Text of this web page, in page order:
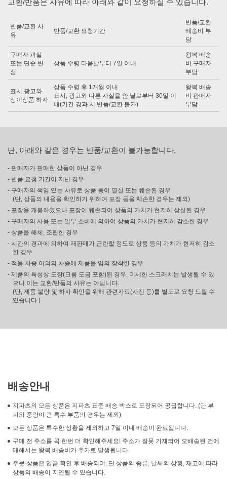
교환/반품은 사유에 따라 아래와 같이 요청하실 수 있습니다.
반품/교환 사
유
반품/교환 요청기간
반품/교환
배송비 부
담
구매자 과실
또는 단순 변
심
상품 수령 다음날부터 7일 이내
왕복 배송
비 구매자
부담
표시,광고와
상이상품 하자
상품 수령 후 1개월 이내
표시, 광고와 다른 사실을 안 날로부터 30일 이
내(기간 경과 시 반품/교환 불가)
왕복 배송
비 판매자
부담
단, 아래와 같은 경우는 반품/교환이 불가능합니다.
- 판매자가 판매한 상품이 아닌 경우
- 반품 요청 기간이 지난 경우
- 구매자의 책임 있는 사유로 상품 등이 멸실 또는 훼손된 경우
(단, 상품의 내용을 확인하기 위하여 포장 등을 훼손한 경우는 제외)
- 포장을 개봉하였으나 포장이 훼손되어 상품의 가치가 현저히 상실된 경우
- 구매자의 사용 또는 일부 소비에 의하여 상품의 가치가 현저히 감소한 경우
- 상품을 해체, 조립한 경우
- 시간의 경과에 의하여 재판매가 곤란할 정도로 상품 등의 가치가 현저히 감소
한 경우
- 적용 차종 이외의 차종에 제품을 임의 장착한 경우
- 제품의 특성상 도장(크롬 도금 포함)된 경우, 미세한 스크래치는 발생될 수 있
으나 이는 교환/반품의 사유는 아닙니다.
(단, 제품 불량 및 하자 확인을 위해 관련자료(사진 등)를 별도로 요청 드릴 수
있습니다.)
배송안내
지파츠의 모든 상품은 지파츠 표준 배송 박스로 포장되어 공급합니다. (단 부
피와 중량이 큰 특수 부품의 경우는 제외)
모든 상품은 특수한 상황을 제외하고 7일 이내 배송이 완료됩니다.
구매 전 주소를 꼭 한번 더 확인해주세요! 주소가 잘못 기재되어 오배송된 건에
대해서는 왕복 배송비가 추가로 발생됩니다.
주문 상품은 입금 확인 후 배송되며, 단 상품의 종류, 날씨의 상황, 재고에 따라
상품의 배송이 지연될 수 있습니다.